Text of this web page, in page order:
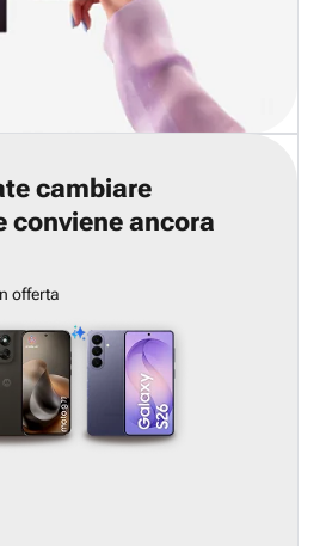
cambiare
conviene ancora
offerta